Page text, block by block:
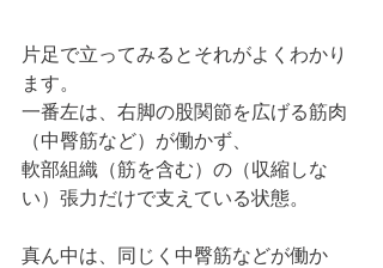
片足で立ってみるとそれがよくわかり
ます。
一番左は、右脚の股関節を広げる筋肉
（中臀筋など）が働かず、
軟部組織（筋を含む）の（収縮しな
い）張力だけで支えている状態。
真ん中は、同じく中臀筋などが働か